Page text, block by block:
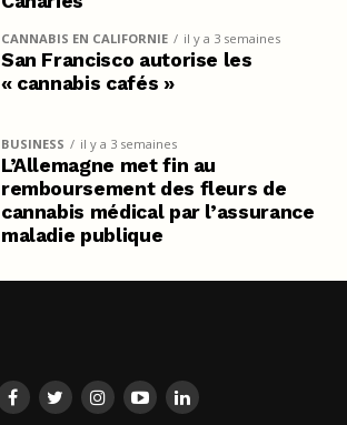
CANNABIS EN CALIFORNIE il y a 3 semaines
San Francisco autorise les
« cannabis cafés »
BUSINESS il y a 3 semaines
L’Allemagne met fin au
remboursement des fleurs de
cannabis médical par l’assurance
maladie publique